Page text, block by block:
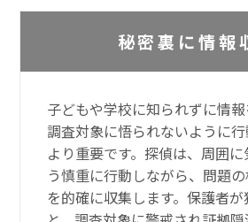
秘密裏に情報
子どもや学校に知られずに情報
調査対象に悟られないように
より重要です。探偵は、周囲
う慎重に行動しながら、問題
を的確に収集します。保護者